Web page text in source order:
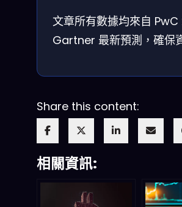
文章所有數據均來自
Gartner 最新預測，確保
Share this content:
相關資訊: